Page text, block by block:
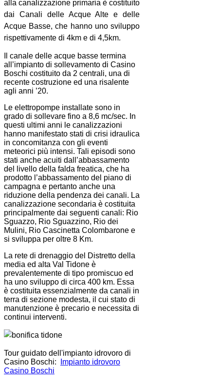
alla canalizzazione primaria è costituito
dai Canali delle Acque Alte e delle
Acque Basse, che hanno uno sviluppo
rispettivamente di 4km e di 4,5km.
Il canale delle acque basse termina
all’impianto di sollevamento di Casino
Boschi costituito da 2 centrali, una di
recente costruzione ed una risalente
agli anni ’20.
Le elettropompe installate sono in
grado di sollevare fino a 8,6 mc/sec. In
questi ultimi anni le canalizzazioni
hanno manifestato stati di crisi idraulica
in concomitanza con gli eventi
meteorici più intensi. Tali episodi sono
stati anche acuiti dall’abbassamento
del livello della falda freatica, che ha
prodotto l’abbassamento del piano di
campagna e pertanto anche una
riduzione della pendenza dei canali. La
canalizzazione secondaria è costituita
principalmente dai seguenti canali: Rio
Sguazzo, Rio Sguazzino, Rio dei
Mulini, Rio Cascinetta Colombarone e
si sviluppa per oltre 8 Km.
La rete di drenaggio del Distretto della
media ed alta Val Tidone è
prevalentemente di tipo promiscuo ed
ha uno sviluppo di circa 400 km. Essa
è costituita essenzialmente da canali in
terra di sezione modesta, il cui stato di
manutenzione è precario e necessita di
continui interventi.
Tour guidato dell'impianto idrovoro di
Casino Boschi:
Impianto idrovoro
Casino Boschi